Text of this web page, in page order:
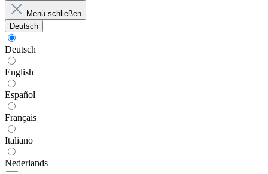
Menü schließen
Deutsch
Deutsch
English
Español
Français
Italiano
Nederlands